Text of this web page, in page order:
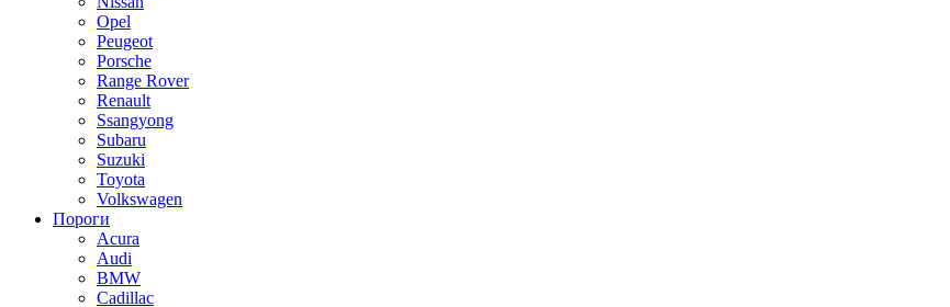
Opel
Peugeot
Porsche
Range Rover
Renault
Ssangyong
Subaru
Suzuki
Toyota
Volkswagen
Пороги
Acura
Audi
BMW
Cadillac